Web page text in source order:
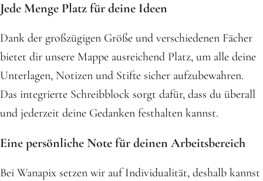
Jede Menge Platz für deine Ideen
Dank der großzügigen Größe und verschiedenen Fächer
bietet dir unsere Mappe ausreichend Platz, um alle deine
Unterlagen, Notizen und Stifte sicher aufzubewahren.
Das integrierte Schreibblock sorgt dafür, dass du überall
und jederzeit deine Gedanken festhalten kannst.
Eine persönliche Note für deinen Arbeitsbereich
Bei Wanapix setzen wir auf Individualität, deshalb kannst